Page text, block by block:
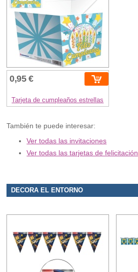
0,95 €
Tarjeta de cumpleaños estrellas
También te puede interesar:
Ver todas las invitaciones
Ver todas las tarjetas de felicitación
DECORA EL ENTORNO